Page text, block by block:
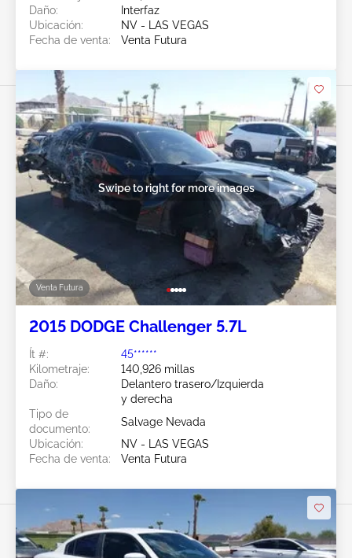
Daño:
Interfaz
Ubicación:
NV - LAS VEGAS
Fecha de venta:
Venta Futura
Venta Futura
Swipe to right for more images
2015 DODGE Challenger 5.7L
Ít #:
45******
Kilometraje:
140,926 millas
Daño:
Delantero trasero/Izquierda
y derecha
Tipo de
documento:
Salvage Nevada
Ubicación:
NV - LAS VEGAS
Fecha de venta:
Venta Futura